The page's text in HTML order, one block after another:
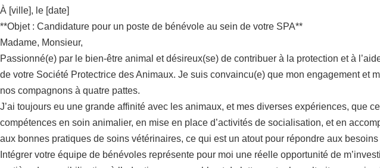
À [ville], le [date]
**Objet : Candidature pour un poste de bénévole au sein de votre SPA**
Madame, Monsieur,
Passionné(e) par le bien-être animal et désireux(se) de contribuer à la protection et à
de votre Société Protectrice des Animaux. Je suis convaincu(e) que mon engagement
nos compagnons à quatre pattes.
J’ai toujours eu une grande affinité avec les animaux, et mes diverses expériences, que
compétences en soin animalier, en mise en place d’activités de socialisation, et en
aux bonnes pratiques de soins vétérinaires, ce qui est un atout pour répondre aux
Intégrer votre équipe de bénévoles représente pour moi une réelle opportunité de